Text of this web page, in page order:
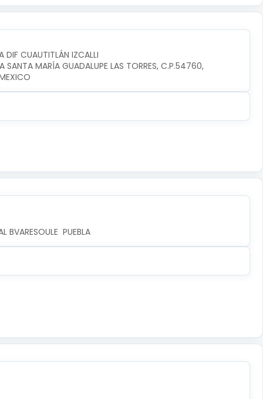
DIF CUAUTITLÁN IZCALLI
SANTA MARÍA GUADALUPE LAS TORRES, C.P.54760,
BVARESOULE  PUEBLA